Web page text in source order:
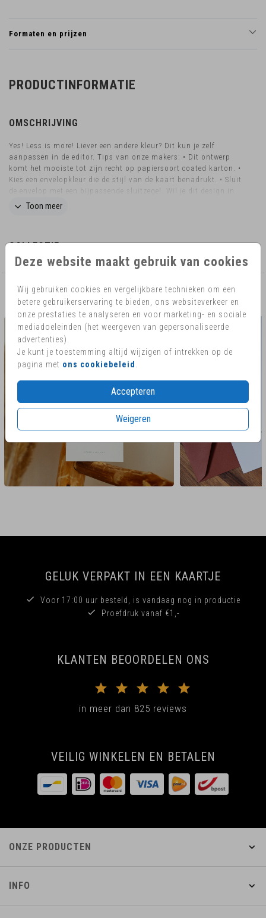
Deze website maakt gebruik van cookies
Wij gebruiken cookies en vergelijkbare technieken om een
betere gebruikerservaring te bieden, ons websiteverkeer en
onze prestaties te analyseren en voor marketing- en sociale
mediadoeleinden (het weergeven van gepersonaliseerde
advertenties).
Je kunt je toestemming altijd wijzigen of intrekken op de
pagina met ons cookiebeleid
Accepteren
Weigeren
Formaten en prijzen
PRODUCTINFORMATIE
OMSCHRIJVING
Yes! Less is more! Liever een andere kleur? Dit kun je zelf
aanpassen in de editor. Tips van onze makers: • Dit ontwerp
komt het mooiste tot zijn recht op papiersoort coated karton. •
Kies een envelopkleur die de stijl van de kaart benadrukt. • Sluit
de envelop met een bijpassende sluitzegel. Wil je dit design in
een ander formaat bestellen, of wens je afgeronde hoeken?
Toon meer
COLLECTIE
AANBEVOLEN
GELUK VERPAKT IN EEN KAARTJE
Voor 17:00 uur besteld, is vandaag nog in productie
Proefdruk vanaf €1,-
KLANTEN BEOORDELEN ONS
in meer dan 825 reviews
VEILIG WINKELEN EN BETALEN
ONZE PRODUCTEN
INFO